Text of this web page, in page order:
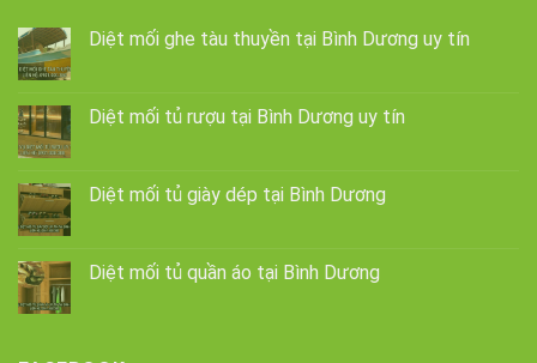
Diệt mối ghe tàu thuyền tại Bình Dương uy tín
Diệt mối tủ rượu tại Bình Dương uy tín
Diệt mối tủ giày dép tại Bình Dương
Diệt mối tủ quần áo tại Bình Dương